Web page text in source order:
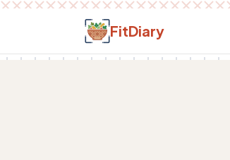
Salt la conținut
FitDiary